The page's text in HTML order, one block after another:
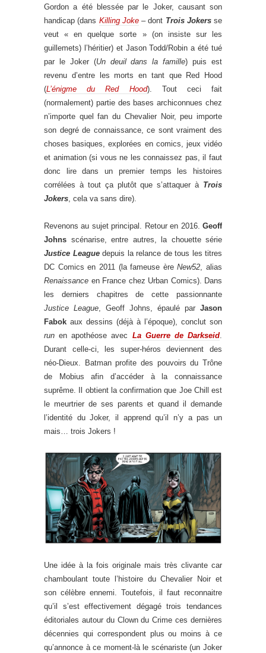
Gordon a été blessée par le Joker, causant son
handicap (dans Killing Joke– dont Trois Jokers se
veut « en quelque sorte » (on insiste sur les
guillemets) l’héritier) et Jason Todd/Robin a été tué
par le Joker (Un deuil dans la famille) puis est
revenu d’entre les morts en tant que Red Hood
(L’énigme du Red Hood). Tout ceci fait
(normalement) partie des bases archiconnues chez
n’importe quel fan du Chevalier Noir, peu importe
son degré de connaissance, ce sont vraiment des
choses basiques, explorées en comics, jeux vidéo
et animation (si vous ne les connaissez pas, il faut
donc lire dans un premier temps les histoires
corrélées à tout ça plutôt que s’attaquer à Trois
Jokers, cela va sans dire).
Revenons au sujet principal. Retour en 2016. Geoff
Johns scénarise, entre autres, la chouette série
Justice League depuis la relance de tous les titres
DC Comics en 2011 (la fameuse èreNew52, alias
Renaissance en France chez Urban Comics). Dans
les derniers chapitres de cette passionnante
Justice League, Geoff Johns, épaulé par Jason
Fabok aux dessins (déjà à l’époque), conclut son
run en apothéose avec La Guerre de Darkseid.
Durant celle-ci, les super-héros deviennent des
néo-Dieux. Batman profite des pouvoirs du Trône
de Mobius afin d’accéder à la connaissance
suprême. Il obtient la confirmation que Joe Chill est
le meurtrier de ses parents et quand il demande
l’identité du Joker, il apprend qu’il n’y a pas un
mais… trois Jokers !
Une idée à la fois originale mais très clivante car
chamboulant toute l’histoire du Chevalier Noir et
son célèbre ennemi. Toutefois, il faut reconnaitre
qu’il s’est effectivement dégagé trois tendances
éditoriales autour du Clown du Crime ces dernières
décennies qui correspondent plus ou moins à ce
qu’annonce à ce moment-là le scénariste (un Joker